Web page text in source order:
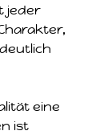
jeder
eine
ist